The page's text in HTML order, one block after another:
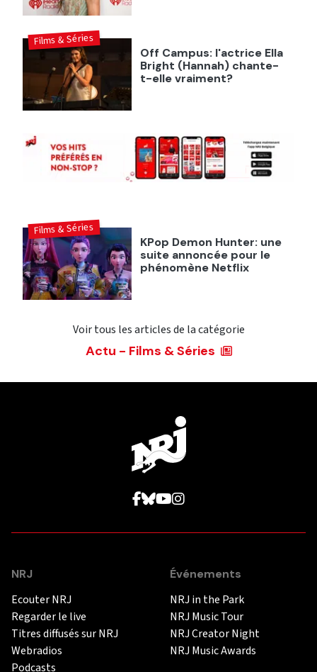
Off Campus: l'actrice Ella
Bright (Hannah) chante-
t-elle vraiment?
Films & Séries
KPop Demon Hunter: une
suite annoncée pour le
phénomène Netflix
Films & Séries
Voir tous les articles de la catégorie
Actu - Films & Séries
NRJ
Ecouter NRJ
Regarder le live
Titres diffusés sur NRJ
Webradios
Podcasts
Événements
NRJ in the Park
NRJ Music Tour
NRJ Creator Night
NRJ Music Awards